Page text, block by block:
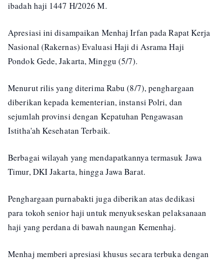
ibadah haji 1447 H/2026 M.
Apresiasi ini disampaikan Menhaj Irfan pada Rapat Kerja
Nasional (Rakernas) Evaluasi Haji di Asrama Haji
Pondok Gede, Jakarta, Minggu (5/7).
Menurut rilis yang diterima Rabu (8/7), penghargaan
diberikan kepada kementerian, instansi Polri, dan
sejumlah provinsi dengan Kepatuhan Pengawasan
Istitha'ah Kesehatan Terbaik.
Berbagai wilayah yang mendapatkannya termasuk Jawa
Timur, DKI Jakarta, hingga Jawa Barat.
Penghargaan purnabakti juga diberikan atas dedikasi
para tokoh senior haji untuk menyukseskan pelaksanaan
haji yang perdana di bawah naungan Kemenhaj.
Menhaj memberi apresiasi khusus secara terbuka dengan